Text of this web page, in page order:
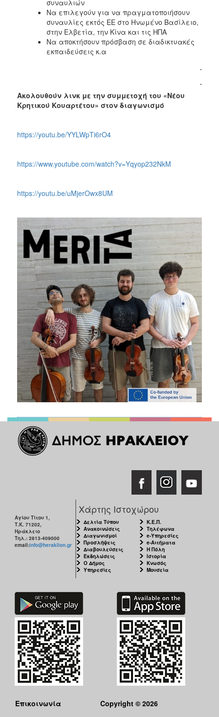
συναυλιών
Να επιλεγούν για να πραγματοποιήσουν
συναυλίες εκτός ΕΕ στο Ηνωμένο Βασίλειο,
στην Ελβετία, την Κίνα και τις ΗΠΑ
Να αποκτήσουν πρόσβαση σε διαδικτυακές
εκπαιδεύσεις κ.α
Ακολουθούν λινκ με την συμμετοχή του «Νέου
Κρητικού Κουαρτέτου» στον διαγωνισμό
https://youtu.be/YYLWpTi6rO4
https://www.youtube.com/watch?v=Yqyop232NkM
https://youtu.be/uMjerOwx8UM
Αγίου Τίτου 1,
Τ.Κ. 71202,
Ηράκλειο
Τηλ.: 2813-409000
email:info@heraklion.gr
Χάρτης Ιστοχώρου
Δελτία Τύπου
Ανακοινώσεις
Διαγωνισμοί
Προσλήψεις
Διαβουλεύσεις
Εκδηλώσεις
Ο Δήμος
Υπηρεσίες
Κ.Ε.Π.
Τηλέφωνα
e-Υπηρεσίες
e-Αιτήματα
Η Πόλη
Ιστορία
Κνωσός
Μουσεία
Επικοινωνία
Copyright © 2026